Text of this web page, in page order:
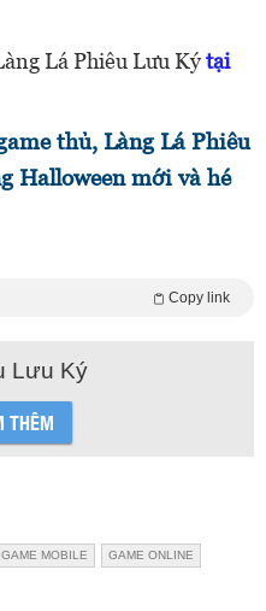
Lá Phiêu Lưu Kýtại
thủ, Làng Lá Phiêu
Halloween mới và hé
Copy link
Lưu Ký
THÊM
GAME MOBILE GAME ONLINE